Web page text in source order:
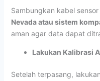
Sambungkan kabel
Nevada atau sistem
aman agar data dapat
Lakukan Kalibrasi
Setelah terpasang, lakukan